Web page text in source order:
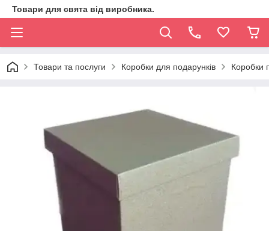
Товари для свята від виробника.
Товари та послуги Коробки для подарунків Коробки